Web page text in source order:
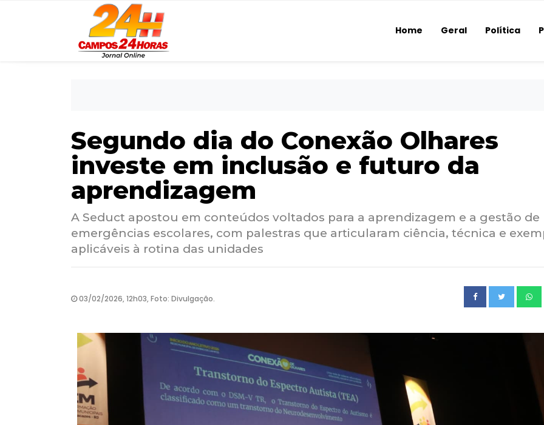
Home Geral Política
Segundo dia do Conexão Olhares
investe em inclusão e futuro da
aprendizagem
A Seduct apostou em conteúdos voltados para a aprendizagem e a gestão de
emergências escolares, com palestras que articularam ciência, técnica e
aplicáveis à rotina das unidades
03/02/2026, 12h03, Foto: Divulgação.